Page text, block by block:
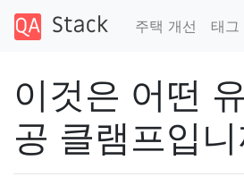
주택 개선 태그
이것은 어떤
공 클램프입